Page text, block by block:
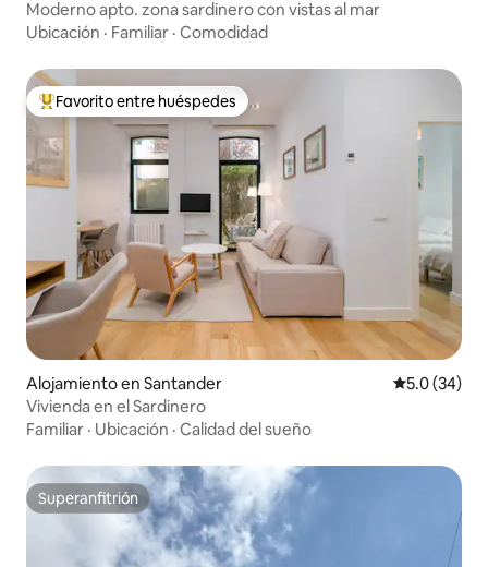
Moderno apto. zona sardinero con vistas al mar
Ubicación · Familiar · Comodidad
Favorito entre huéspedes preferido
Favorito entre huéspedes
Alojamiento en Santander Calificación
5.0 (34)
Vivienda en el Sardinero
Familiar · Ubicación · Calidad del sueño
Superanfitrión
Superanfitrión